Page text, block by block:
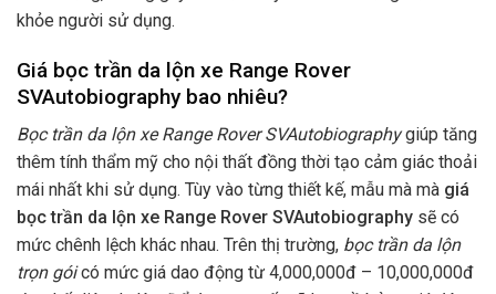
khỏe người sử dụng.
Giá bọc trần da lộn xe Range Rover
SVAutobiography bao nhiêu?
Bọc trần da lộn xe Range Rover SVAutobiographygiúp tăng
thêm tính thẩm mỹ cho nội thất đồng thời tạo cảm giác thoải
mái nhất khi sử dụng. Tùy vào từng thiết kế, mẫu mà mà giá
bọc trần da lộn xe Range Rover SVAutobiography sẽ có
mức chênh lệch khác nhau. Trên thị trường, bọc trần da lộn
trọn góicó mức giá dao động từ 4,000,000đ – 10,000,000đ